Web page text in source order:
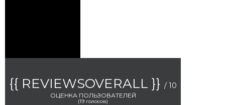
{{ REVIEWSOVERALL }} / 10
ОЦЕНКА ПОЛЬЗОВАТЕЛЕЙ
(19 голосов)